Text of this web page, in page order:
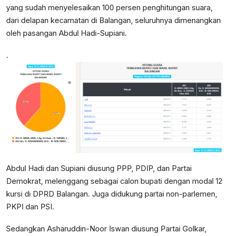
yang sudah menyelesaikan 100 persen penghitungan suara,
dari delapan kecamatan di Balangan, seluruhnya dimenangkan
oleh pasangan Abdul Hadi-Supiani.
.
Abdul Hadi dan Supiani diusung PPP, PDIP, dan Partai
Demokrat, melenggang sebagai calon bupati dengan modal 12
kursi di DPRD Balangan. Juga didukung partai non-parlemen,
PKPI dan PSI.
Sedangkan Asharuddin-Noor Iswan diusung Partai Golkar,